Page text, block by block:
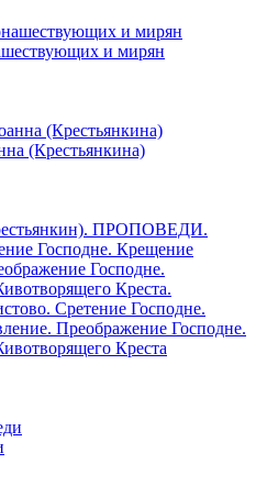
и мирян
(Крестьянкина)
Сретение Господне.
Преображение Господне.
Креста